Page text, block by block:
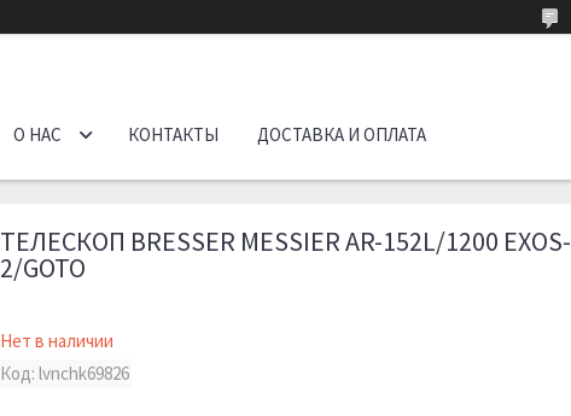
О НАС КОНТАКТЫ ДОСТАВКА И ОПЛАТА
ТЕЛЕСКОП BRESSER MESSIER AR-152L/1200 EXOS-
2/GOTO
Нет в наличии
Код:lvnchk69826